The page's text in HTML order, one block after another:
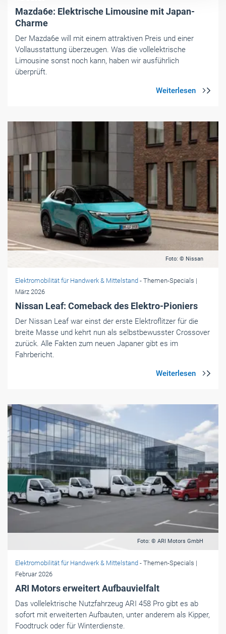
Mazda6e: Elektrische Limousine mit Japan-
Charme
Der Mazda6e will mit einem attraktiven Preis und einer
Vollausstattung überzeugen. Was die vollelektrische
Limousine sonst noch kann, haben wir ausführlich
überprüft.
Foto: © Nissan
Elektromobilität für Handwerk & Mittelstand - Themen-Specials |
März 2026
Nissan Leaf: Comeback des Elektro-Pioniers
Der Nissan Leaf war einst der erste Elektroflitzer für die
breite Masse und kehrt nun als selbstbewusster Crossover
zurück. Alle Fakten zum neuen Japaner gibt es im
Fahrbericht.
Foto: © ARI Motors GmbH
Elektromobilität für Handwerk & Mittelstand - Themen-Specials |
Februar 2026
ARI Motors erweitert Aufbauvielfalt
Das vollelektrische Nutzfahrzeug ARI 458 Pro gibt es ab
sofort mit erweiterten Aufbauten, unter anderem als Kipper,
Foodtruck oder für Winterdienste.